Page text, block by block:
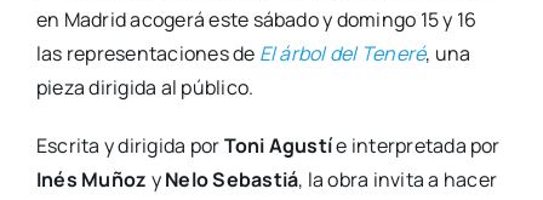
en Madrid aco­ge­rá este sába­do y domin­go 15 y 16
las repre­sen­ta­cio­nes de El árbol del Tene­ré, una
pie­za diri­gi­da al públi­co.
Escri­ta y diri­gi­da porToni Agus­tíe inter­pre­ta­da por
Inés Muñoz yNelo Sebas­tiá, la obra invi­ta a hacer